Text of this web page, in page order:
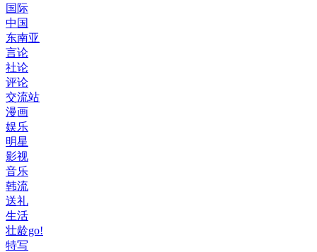
国际
中国
东南亚
言论
社论
评论
交流站
漫画
娱乐
明星
影视
音乐
韩流
送礼
生活
壮龄go!
特写